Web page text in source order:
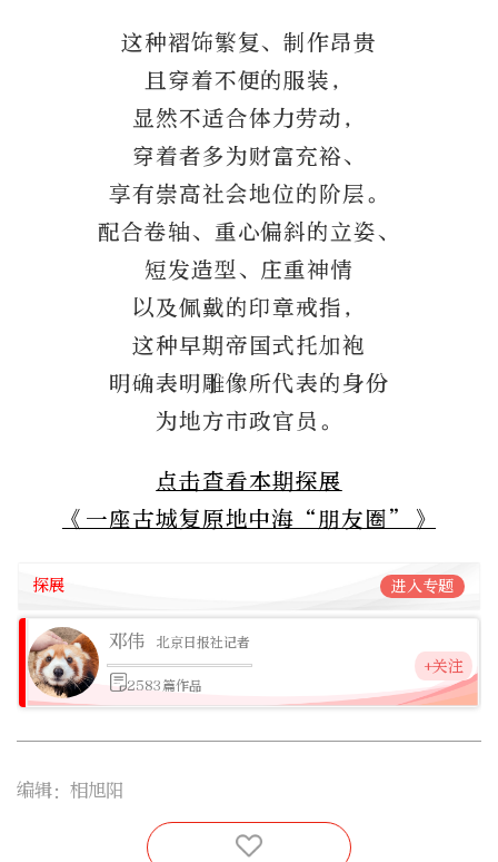
这种褶饰繁复、制作昂贵
且穿着不便的服装，
显然不适合体力劳动，
穿着者多为财富充裕、
享有崇高社会地位的阶层。
配合卷轴、重心偏斜的立姿、
短发造型、庄重神情
以及佩戴的印章戒指，
这种早期帝国式托加袍
明确表明雕像所代表的身份
为地方市政官员。
点击查看本期探展
《一座古城复原地中海“朋友圈”》
探展 进入专题
邓伟 北京日报社记者
2583篇作品
+关注
编辑：相旭阳